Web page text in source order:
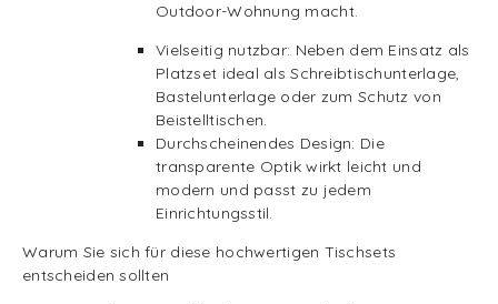
Outdoor-Wohnung macht.
Vielseitig nutzbar: Neben dem Einsatz als
Platzset ideal als Schreibtischunterlage,
Bastelunterlage oder zum Schutz von
Beistelltischen.
Durchscheinendes Design: Die
transparente Optik wirkt leicht und
modern und passt zu jedem
Einrichtungsstil.
Warum Sie sich für diese hochwertigen Tischsets
entscheiden sollten